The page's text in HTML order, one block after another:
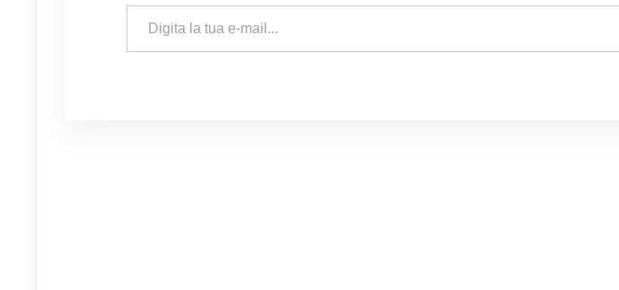
Digita la tua e-mail...